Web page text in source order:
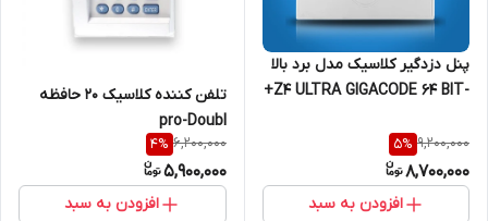
پنل دزدگیر کلاسیک مدل برد بالا
-Z4 ULTRA GIGACODE 64 BIT+
9,200,000
5%
8,700,000
افزودن به سبد
تلفن کننده کلاسیک 20 حافظه
pro-Doubl
6,200,000
4%
5,900,000
افزودن به سبد